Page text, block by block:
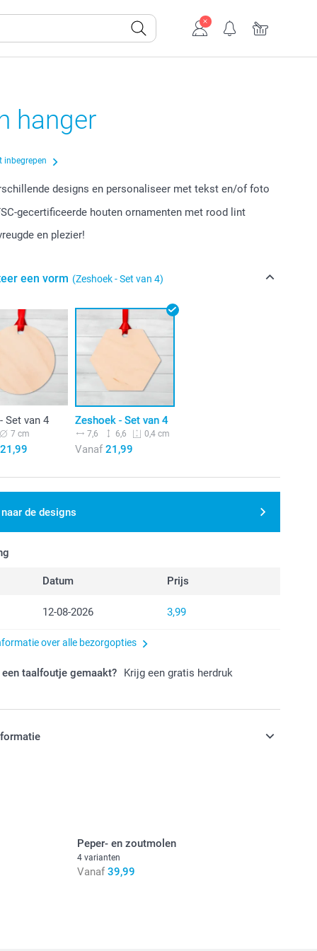
hanger
inbegrepen
designs en personaliseer met tekst en/of foto
gecertificeerde houten ornamenten met rood lint
en plezier!
een vorm (Zeshoek - Set van 4)
Set van 4
7 cm
Zeshoek - Set van 4
7,6 6,6 0,4 cm
Vanaf 21,99
naar de designs
Datum Prijs
12-08-2026 3,99
over alle bezorgopties
een taalfoutje gemaakt? Krijg een gratis herdruk
Peper- en zoutmolen
4 varianten
Vanaf 39,99